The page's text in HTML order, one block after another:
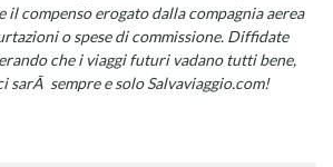
il compenso erogato dalla compagnia aerea
o spese di commissione. Diffidate
che i viaggi futuri vadano tutti bene,
sarÃ sempre e solo Salvaviaggio.com!